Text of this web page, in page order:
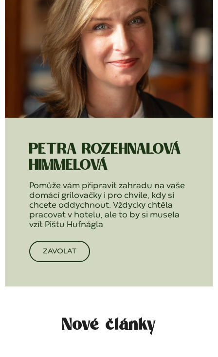
PETRA ROZEHNALOVÁ
HIMMELOVÁ
Pomůže vám připravit zahradu na vaše
domácí grilovačky i pro chvíle, kdy si
chcete oddychnout. Vždycky chtěla
pracovat v hotelu, ale to by si musela
vzít Pištu Hufnágla
ZAVOLAT
Nové články